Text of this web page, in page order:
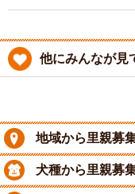
他にみんなが見
地域から里親募
犬種から里親募